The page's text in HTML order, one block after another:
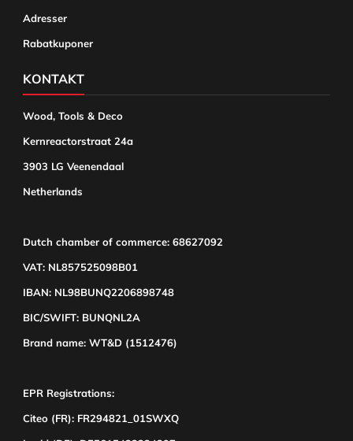
Adresser
Rabatkuponer
KONTAKT
Wood, Tools & Deco
Kernreactorstraat 24a
3903 LG Veenendaal
Netherlands
Dutch chamber of commerce: 68627092
VAT: NL857525098B01
IBAN: NL98BUNQ2206898748
BIC/SWIFT: BUNQNL2A
Brand name: WT&D (1512476)
EPR Registrations:
Citeo (FR): FR294821_01SWXQ